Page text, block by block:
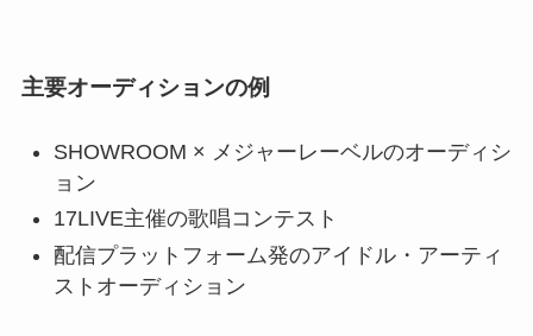
主要オーディションの例
SHOWROOM × メジャーレーベルのオーディシ
ョン
17LIVE主催の歌唱コンテスト
配信プラットフォーム発のアイドル・アーティ
ストオーディション